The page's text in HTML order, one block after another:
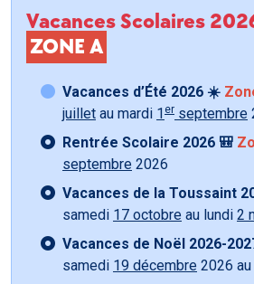
Vacances Scolaires
ZONE A
Vacances d’Été 2026 ☀️
juillet au mardi 1 er septembre
Rentrée Scolaire 2026 🎒
septembre 2026
Vacances de la Toussaint
samedi 17 octobre au lundi 2
Vacances de Noël 2026-
samedi 19 décembre 2026